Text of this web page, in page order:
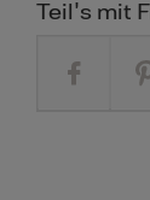
Teil's mit